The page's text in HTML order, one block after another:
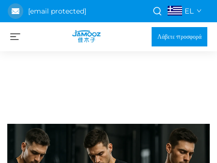
[email protected] EL
Λάβετε προσφορά